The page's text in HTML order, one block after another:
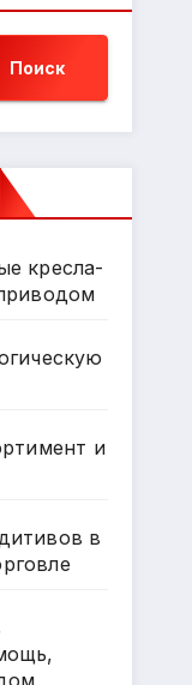
Поиск
кресла-
и
в